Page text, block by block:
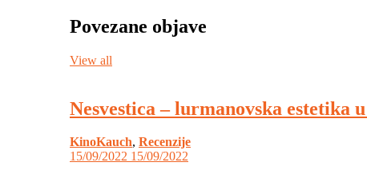
Povezane objave
View all
Nesvestica – lurmanovska estetika
KinoKauch, Recenzije
15/09/2022 15/09/2022